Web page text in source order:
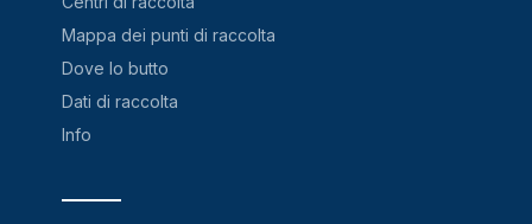
Mappa dei punti di raccolta
Dove lo butto
Dati di raccolta
Info